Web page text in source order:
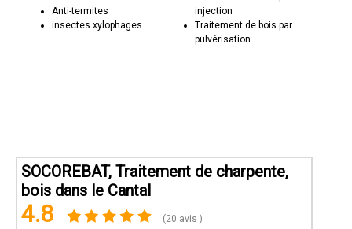
Anti-termites
insectes xylophages
injection
Traitement de bois par
pulvérisation
SOCOREBAT, Traitement de charpente,
bois dans le Cantal
4.8 (20 avis )